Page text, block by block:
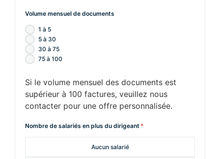
Volume mensuel de documents
1 à 5
5 à 30
30 à 75
75 à 100
Si le volume mensuel des documents est
supérieur à 100 factures, veuillez nous
contacter pour une offre personnalisée.
Nombre de salariés en plus du dirigeant *
Aucun salarié